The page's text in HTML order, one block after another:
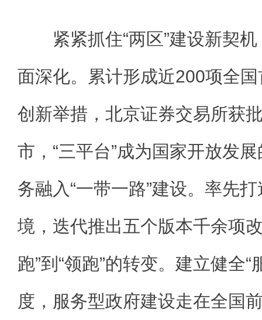
紧紧抓住“两区”建设新契机
面深化。累计形成近200项全
创新举措，北京证券交易所获
市，“三平台”成为国家开放发
务融入“一带一路”建设。率先
境，迭代推出五个版本千余项
跑”到“领跑”的转变。建立健全“
度，服务型政府建设走在全国